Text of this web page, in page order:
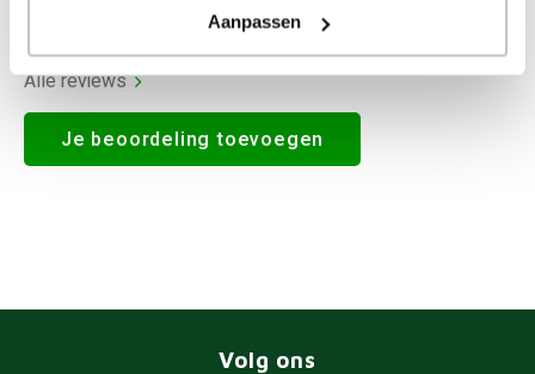
Aanpassen
Alle reviews
Je beoordeling toevoegen
Volg ons